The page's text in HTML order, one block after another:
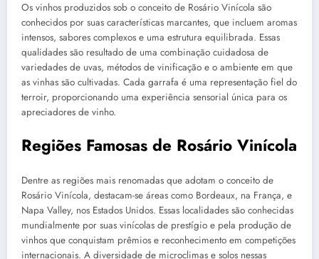
Os vinhos produzidos sob o conceito de Rosário Vinícola são
conhecidos por suas características marcantes, que incluem aromas
intensos, sabores complexos e uma estrutura equilibrada. Essas
qualidades são resultado de uma combinação cuidadosa de
variedades de uvas, métodos de vinificação e o ambiente em que
as vinhas são cultivadas. Cada garrafa é uma representação fiel do
terroir, proporcionando uma experiência sensorial única para os
apreciadores de vinho.
Regiões Famosas de Rosário Vinícola
Dentre as regiões mais renomadas que adotam o conceito de
Rosário Vinícola, destacam-se áreas como Bordeaux, na França, e
Napa Valley, nos Estados Unidos. Essas localidades são conhecidas
mundialmente por suas vinícolas de prestígio e pela produção de
vinhos que conquistam prêmios e reconhecimento em competições
internacionais. A diversidade de microclimas e solos nessas